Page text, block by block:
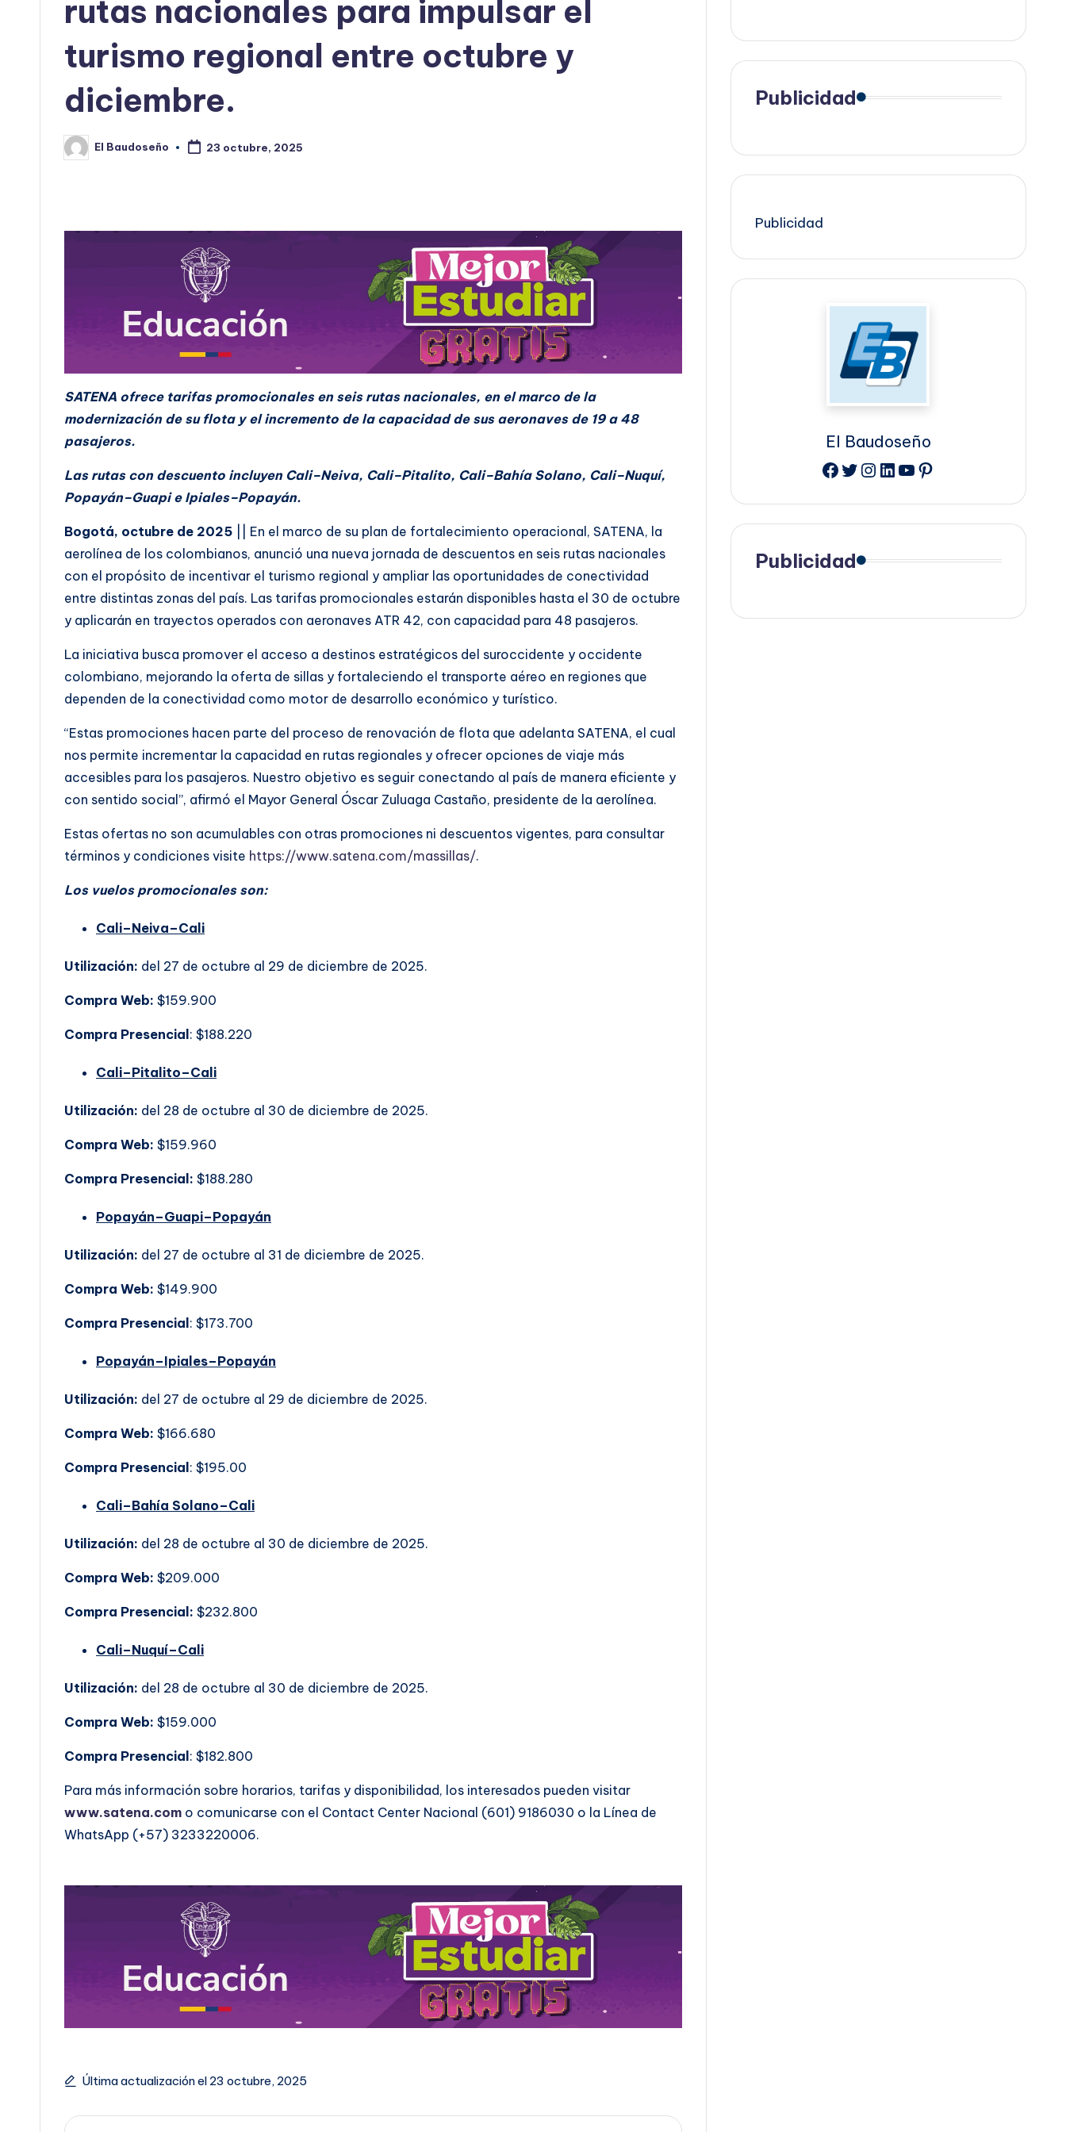
rutas nacionales para impulsar el
turismo regional entre octubre y
diciembre.
Publicado
por
El Baudoseño 23 octubre, 2025
SATENA ofrece tarifas promocionales en seis rutas nacionales, en el marco de la
modernización de su flota y el incremento de la capacidad de sus aeronaves de 19 a 48
pasajeros.
Las rutas con descuento incluyen Cali–Neiva, Cali–Pitalito, Cali–Bahía Solano, Cali–Nuquí,
Popayán–Guapi e Ipiales–Popayán.
Bogotá, octubre de 2025 || En el marco de su plan de fortalecimiento operacional, SATENA, la
aerolínea de los colombianos, anunció una nueva jornada de descuentos en seis rutas nacionales
con el propósito de incentivar el turismo regional y ampliar las oportunidades de conectividad
entre distintas zonas del país. Las tarifas promocionales estarán disponibles hasta el 30 de octubre
y aplicarán en trayectos operados con aeronaves ATR 42, con capacidad para 48 pasajeros.
La iniciativa busca promover el acceso a destinos estratégicos del suroccidente y occidente
colombiano, mejorando la oferta de sillas y fortaleciendo el transporte aéreo en regiones que
dependen de la conectividad como motor de desarrollo económico y turístico.
“Estas promociones hacen parte del proceso de renovación de flota que adelanta SATENA, el cual
nos permite incrementar la capacidad en rutas regionales y ofrecer opciones de viaje más
accesibles para los pasajeros. Nuestro objetivo es seguir conectando al país de manera eficiente y
con sentido social”, afirmó el Mayor General Óscar Zuluaga Castaño, presidente de la aerolínea.
Estas ofertas no son acumulables con otras promociones ni descuentos vigentes, para consultar
términos y condiciones visite https://www.satena.com/massillas/.
Los vuelos promocionales son:
Cali–Neiva–Cali
Utilización: del 27 de octubre al 29 de diciembre de 2025.
Compra Web: $159.900
Compra Presencial: $188.220
Cali–Pitalito–Cali
Utilización: del 28 de octubre al 30 de diciembre de 2025.
Compra Web: $159.960
Compra Presencial: $188.280
Popayán–Guapi–Popayán
Utilización: del 27 de octubre al 31 de diciembre de 2025.
Compra Web: $149.900
Compra Presencial: $173.700
Popayán–Ipiales–Popayán
Utilización: del 27 de octubre al 29 de diciembre de 2025.
Compra Web: $166.680
Compra Presencial: $195.00
Cali–Bahía Solano–Cali
Utilización: del 28 de octubre al 30 de diciembre de 2025.
Compra Web: $209.000
Compra Presencial: $232.800
Cali–Nuquí–Cali
Utilización: del 28 de octubre al 30 de diciembre de 2025.
Compra Web: $159.000
Compra Presencial: $182.800
Para más información sobre horarios, tarifas y disponibilidad, los interesados pueden visitar
www.satena.com o comunicarse con el Contact Center Nacional (601) 9186030 o la Línea de
WhatsApp (+57) 3233220006.
Última actualización el 23 octubre, 2025
Publicidad
Publicidad
El Baudoseño
Facebook
Twitter
Instagram
LinkedIn
YouTube
Pinterest
Publicidad